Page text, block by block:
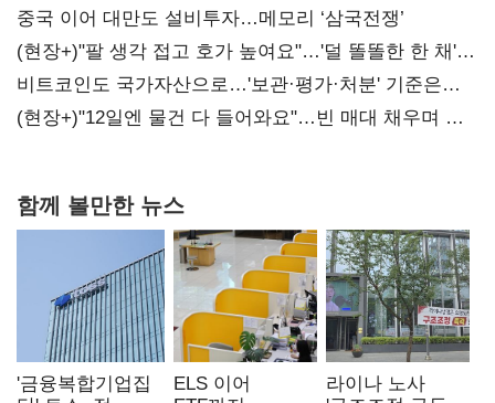
중국 이어 대만도 설비투자…메모리 ‘삼국전쟁’
(현장+)"팔 생각 접고 호가 높여요"…'덜 똘똘한 한 채'
20억 키맞추기
비트코인도 국가자산으로…'보관·평가·처분' 기준은
숙제
(현장+)"12일엔 물건 다 들어와요"…빈 매대 채우며 문
함께 볼만한 뉴스
'금융복합기업집
ELS 이어
라이나 노사